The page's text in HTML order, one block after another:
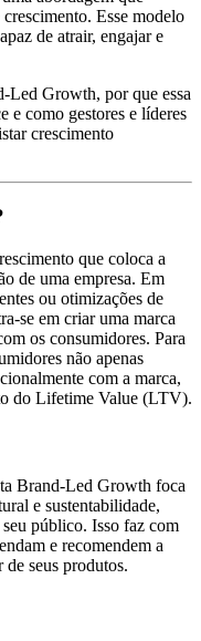
Esse modelo
de atrair, engajar e
Led Growth, por que essa
e como gestores e líderes
crescimento
que coloca a
de uma empresa. Em
ou otimizações de
se em criar uma marca
os consumidores. Para
não apenas
com a marca,
do Lifetime Value (LTV).
Brand-Led Growth foca
e sustentabilidade,
público. Isso faz com
e recomendem a
seus produtos.